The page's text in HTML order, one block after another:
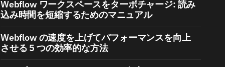
Webflow ワークスペースをターボチャージ: 読み
込み時間を短縮するためのマニュアル
Webflow の速度を上げてパフォーマンスを向上
させる 5 つの効率的な方法